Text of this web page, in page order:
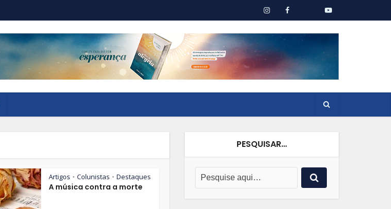
Artigos • Colunistas • Destaques
A música contra a morte
PESQUISAR…